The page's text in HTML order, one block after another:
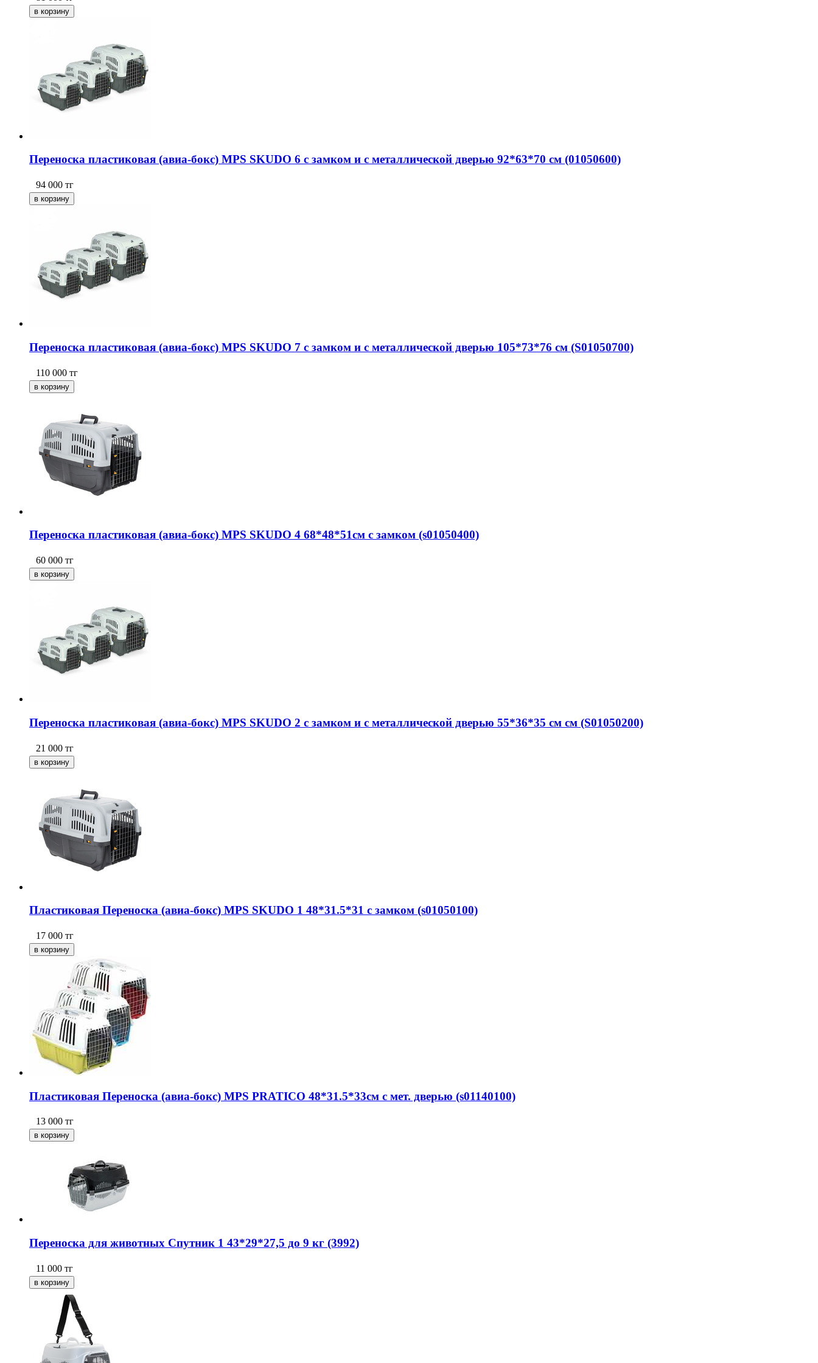
Переноска пластиковая (авиа-бокс) MPS SKUDO 6 c замком и с металлической дверью 92*63*70 см (01050600)
94 000 тг
Переноска пластиковая (авиа-бокс) MPS SKUDO 7 c замком и с металлической дверью 105*73*76 см (S01050700)
110 000 тг
Переноска пластиковая (авиа-бокс) MPS SKUDO 4 68*48*51см с замком (s01050400)
60 000 тг
Переноска пластиковая (авиа-бокс) MPS SKUDO 2 c замком и с металлической дверью 55*36*35 см см (S01050200)
21 000 тг
Пластиковая Переноска (авиа-бокс) MPS SKUDO 1 48*31.5*31 с замком (s01050100)
17 000 тг
Пластиковая Переноска (авиа-бокс) MPS PRATICO 48*31.5*33см с мет. дверью (s01140100)
13 000 тг
Переноска для животных Спутник 1 43*29*27,5 до 9 кг (3992)
11 000 тг